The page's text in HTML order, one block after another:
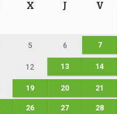
X J V
5 6 7
12 13 14
19 20 21
26 27 28